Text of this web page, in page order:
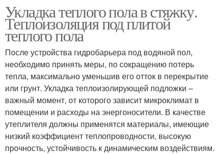
Укладка теплого пола в стяжку.
Теплоизоляция под плитой
теплого пола
После устройства гидробарьера под водяной пол,
необходимо принять меры, по сокращению потерь
тепла, максимально уменьшив его отток в перекрытие
или грунт. Укладка теплоизолирующей подложки –
важный момент, от которого зависит микроклимат в
помещении и расходы на энергоносители. В качестве
утеплителя должны применятся материалы, имеющие
низкий коэффициент теплопроводности, высокую
прочность, устойчивость к динамическим воздействиям.